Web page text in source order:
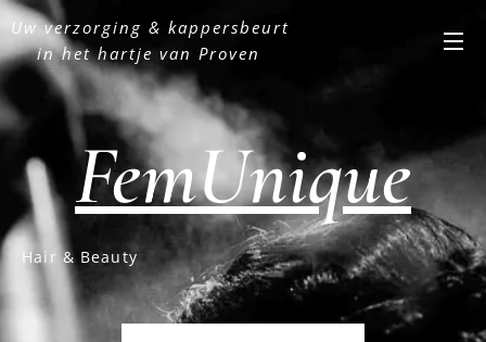
Uw verzorging & kappersbeurt
in het hartje van Proven
FemUnique
Hair & Beauty